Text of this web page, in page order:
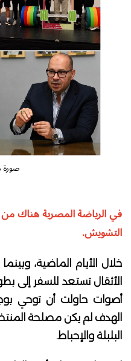
في الرياضة المصرية هناك
التشويش.
خلال الأيام الماضية،
الأثقال تستعد للسفر إلى
أصوات حاولت أن توحي
الهدف لم يكن مصلحة
البلبلة والإحباط.